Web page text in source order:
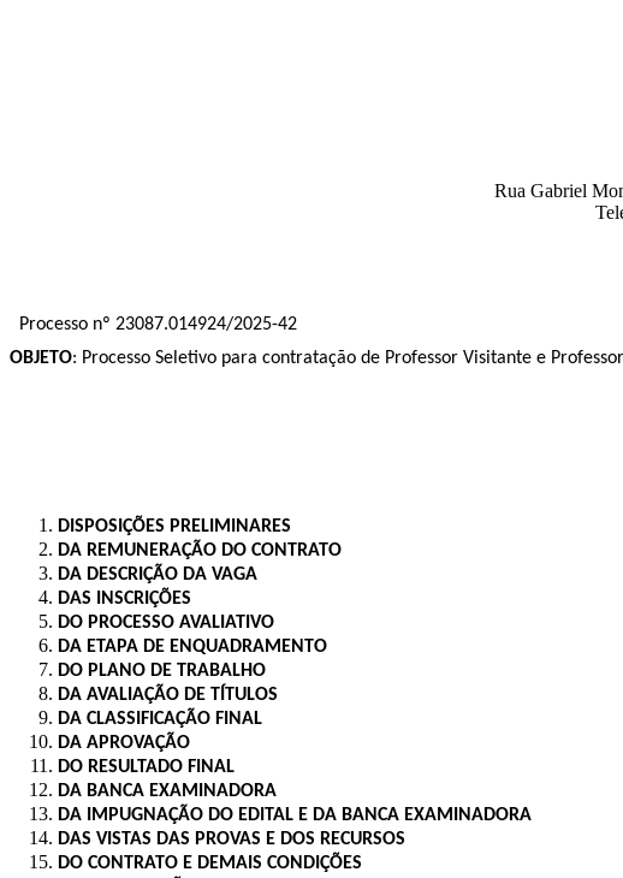
Rua Gabriel
Processo nº 23087.014924/2025-42
OBJETO: Processo Seletivo para contratação de Professor Visitante e
DISPOSIÇÕES PRELIMINARES
DA REMUNERAÇÃO DO CONTRATO
DA DESCRIÇÃO DA VAGA
DAS INSCRIÇÕES
DO PROCESSO AVALIATIVO
DA ETAPA DE ENQUADRAMENTO
DO PLANO DE TRABALHO
DA AVALIAÇÃO DE TÍTULOS
DA CLASSIFICAÇÃO FINAL
DA APROVAÇÃO
DO RESULTADO FINAL
DA BANCA EXAMINADORA
DA IMPUGNAÇÃO DO EDITAL E DA BANCA EXAMINADORA
DAS VISTAS DAS PROVAS E DOS RECURSOS
DO CONTRATO E DEMAIS CONDIÇÕES